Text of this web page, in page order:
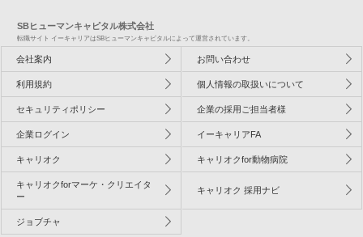
SBヒューマンキャピタル株式会社
転職サイト イーキャリアはSBヒューマンキャピタルによって運営されています。
会社案内 お問い合わせ
利用規約 個人情報の取扱いについて
セキュリティポリシー 企業の採用ご担当者様
企業ログイン イーキャリアFA
キャリオク キャリオクfor動物病院
キャリオクforマーケ・クリエイタ
ー
キャリオク 採用ナビ
ジョブチャ